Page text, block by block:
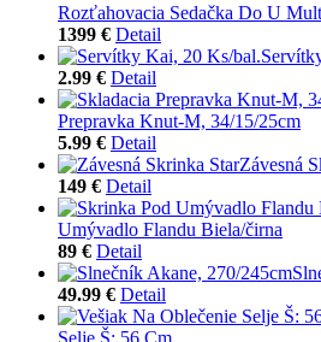
Rozťahovacia Sedačka Do U
1399 € Detail
2.99 € Detail
Prepravka Knut-M, 34/15/25cm
5.99 € Detail
Závesná
149 € Detail
Umývadlo Flandu Biela/čirna
89 € Detail
49.99 € Detail
Selje Š: 56 Cm